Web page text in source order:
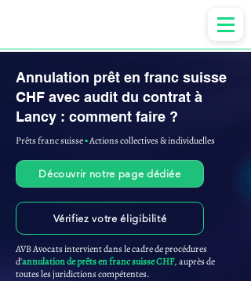
Annulation prêt en franc suisse
CHF avec audit du contrat à
Lancy : comment faire ?
Prêts franc suisse▪︎Actions collectives & individuelles
Découvrir notre page dédiée
Vérifiez votre éligibilité
AVB Avocats intervient dans le cadre de procédures
d'annulation de prêts en franc suisse CHF, auprès de
toutes les juridictions compétentes.